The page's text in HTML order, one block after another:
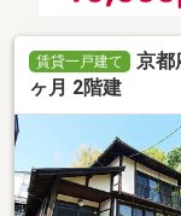
賃貸一戸建て
京都
ヶ月 2階建